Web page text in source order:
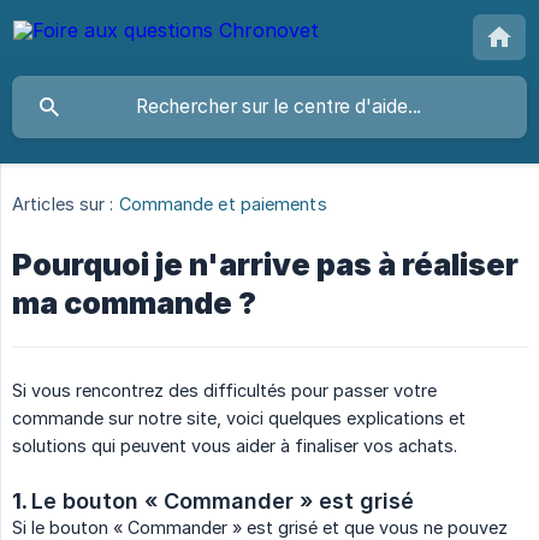
Articles sur : Commande et paiements
Pourquoi je n'arrive pas à réaliser
ma commande ?
Si vous rencontrez des difficultés pour passer votre
commande sur notre site, voici quelques explications et
solutions qui peuvent vous aider à finaliser vos achats.
1. Le bouton « Commander » est grisé
Si le bouton « Commander » est grisé et que vous ne pouvez